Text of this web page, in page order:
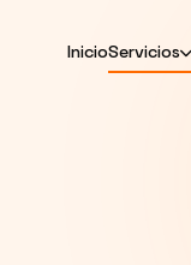
InicioServicios